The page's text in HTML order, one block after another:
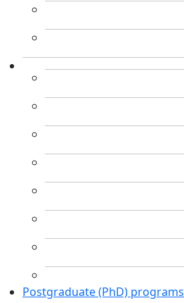
Postgraduate (PhD) programs